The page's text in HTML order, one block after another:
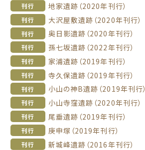
刊行 地家遺跡（2020年刊行）
刊行 大沢屋敷遺跡（2020年刊行）
刊行 奥日影遺跡（2020年刊行）
刊行 孫七坂遺跡（2022年刊行）
刊行 家浦遺跡（2019年刊行）
刊行 寺久保遺跡（2019年刊行）
刊行 小山の神B遺跡（2019年刊行）
刊行 小山寺窪遺跡（2020年刊行）
刊行 尾垂遺跡（2019年刊行）
刊行 庚申塚（2019年刊行）
刊行 新城峰遺跡（2016年刊行）